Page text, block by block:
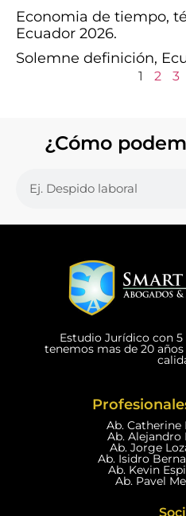
Economia de tiempo,
Ecuador 2026.
Solemne definición,
1 2 3
¿Cómo
Estudio Jurídico con
tenemos mas de 20
Ab. Catherine
Ab. Alejandro
Ab. Jorge
Ab. Isidro
Ab. Kevin
Ab. Pavel